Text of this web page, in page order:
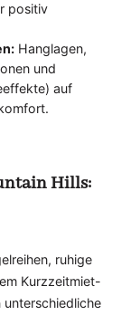
positiv
Hanglagen,
und
auf
Hills:
ruhige
Kurzzeitmiet-
unterschiedliche